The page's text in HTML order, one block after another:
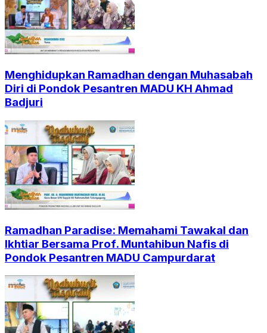
Menghidupkan Ramadhan dengan Muhasabah
Diri di Pondok Pesantren MADU KH Ahmad
Badjuri
Ramadhan Paradise: Memahami Tawakal dan
Ikhtiar Bersama Prof. Muntahibun Nafis di
Pondok Pesantren MADU Campurdarat